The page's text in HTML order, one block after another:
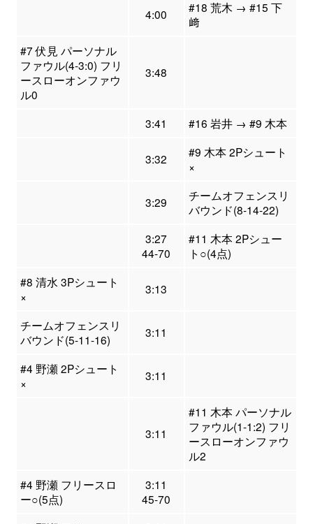
4:00
#18 荒木 → #15 下
﨑
#7 伏見 パーソナル
ファウル(4-3:0) フリ
ースローオンファウ
ル0
3:48
3:41 #16 岩井 → #9 木本
3:32
#9 木本 2Pシュート
×
3:29
チームオフェンスリ
バウンド(8-14-22)
3:27
44-70
#11 木本 2Pシュー
ト○(4点)
#8 清水 3Pシュート
×
3:13
チームオフェンスリ
バウンド(5-11-16)
3:11
#4 野瀬 2Pシュート
×
3:11
3:11
#11 木本 パーソナル
ファウル(1-1:2) フリ
ースローオンファウ
ル2
#4 野瀬 フリースロ
ー○(5点)
3:11
45-70